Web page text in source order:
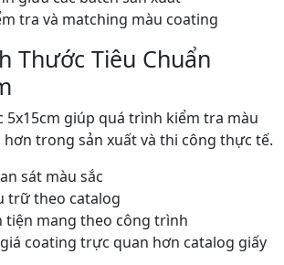
tra và matching màu coating
Thước Tiêu Chuẩn
5x15cm giúp quá trình kiểm tra màu
trong sản xuất và thi công thực tế.
sát màu sắc
trữ theo catalog
tiện mang theo công trình
coating trực quan hơn catalog giấy